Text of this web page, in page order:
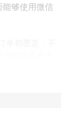
能够使用微信
维码，再扫码
有微信支付